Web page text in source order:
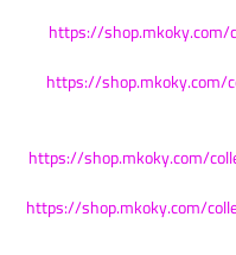
https://shop.mkoky.com/
https://shop.mkoky.com/
https://shop.mkoky.com/
https://shop.mkoky.com/